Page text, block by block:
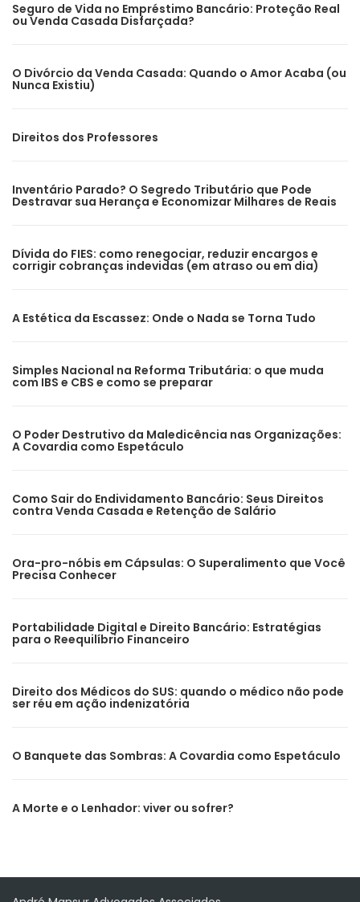
Seguro de Vida no Empréstimo Bancário: Proteção Real
ou Venda Casada Disfarçada?
O Divórcio da Venda Casada: Quando o Amor Acaba (ou
Nunca Existiu)
Direitos dos Professores
Inventário Parado? O Segredo Tributário que Pode
Destravar sua Herança e Economizar Milhares de Reais
Dívida do FIES: como renegociar, reduzir encargos e
corrigir cobranças indevidas (em atraso ou em dia)
A Estética da Escassez: Onde o Nada se Torna Tudo
Simples Nacional na Reforma Tributária: o que muda
com IBS e CBS e como se preparar
O Poder Destrutivo da Maledicência nas Organizações:
A Covardia como Espetáculo
Como Sair do Endividamento Bancário: Seus Direitos
contra Venda Casada e Retenção de Salário
Ora-pro-nóbis em Cápsulas: O Superalimento que Você
Precisa Conhecer
Portabilidade Digital e Direito Bancário: Estratégias
para o Reequilíbrio Financeiro
Direito dos Médicos do SUS: quando o médico não pode
ser réu em ação indenizatória
O Banquete das Sombras: A Covardia como Espetáculo
A Morte e o Lenhador: viver ou sofrer?